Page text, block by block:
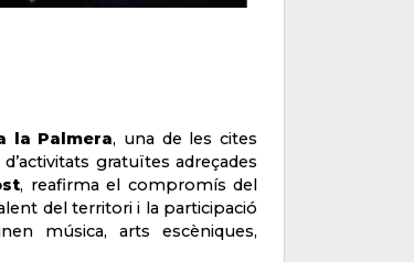
la Palmera, una de les cites
gratuïtes adreçades
, reafirma el compromís del
del territori i la participació
música, arts escèniques,